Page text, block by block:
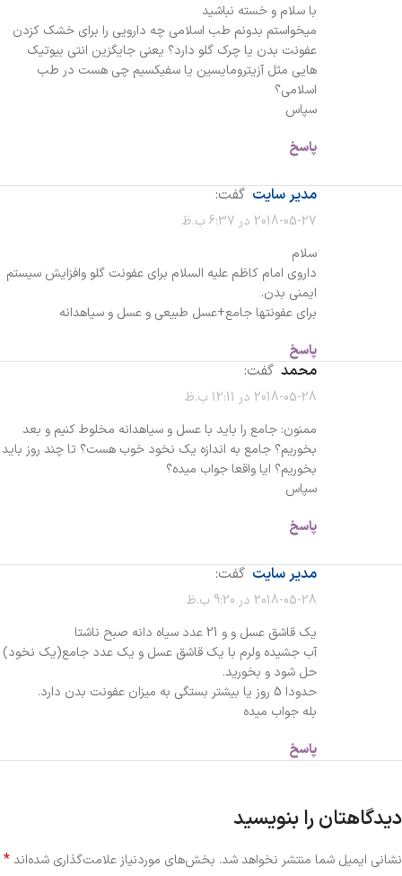
با سلام و خسته نباشید
میخواستم بدونم طب اسلامی چه دارویی را برای خشک کزدن
عفونت بدن یا چرک گلو دارد؟ یعنی جایگزین انتی بیوتیک
هایی مثل آزیترومایسین یا سفیکسیم چی هست در طب
اسلامی؟
سپاس
پاسخ
مدیر سایت گفت:
2018-05-27 در 6:37 ب.ظ
سلام
داروی امام کاظم علیه السلام برای عفونت گلو وافزایش سیستم
ایمنی بدن.
برای عفونتها جامع+عسل طبیعی و عسل و سیاهدانه
پاسخ
محمد گفت:
2018-05-28 در 12:11 ب.ظ
ممنون: جامع را باید با عسل و سیاهدانه مخلوط کنیم و بعد
بخوریم؟ جامع به اندازه یک نخود خوب هست؟ تا چند روز باید
بخوریم؟ ایا واقعا جواب میده؟
سپاس
پاسخ
مدیر سایت گفت:
2018-05-28 در 9:20 ب.ظ
یک قاشق عسل و و 21 عدد سیاه دانه صبح ناشتا
آب جشیده ولرم با یک قاشق عسل و یک عدد جامع(یک نخود)
حل شود و بخورید.
حدودا 5 روز یا بیشتر بستگی به میزان عفونت بدن دارد.
بله جواب میده
پاسخ
دیدگاهتان را بنویسید
نشانی ایمیل شما منتشر نخواهد شد. بخش‌های موردنیاز علامت‌گذاری شده‌اند*